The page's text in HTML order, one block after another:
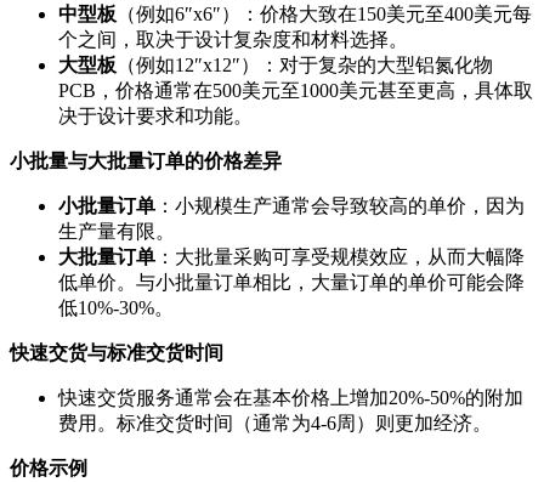
中型板 （例如6″x6″）：价格大致在150美元至400美元每
个之间，取决于设计复杂度和材料选择。
大型板 （例如12″x12″）：对于复杂的大型铝氮化物
PCB，价格通常在500美元至1000美元甚至更高，具体取
决于设计要求和功能。
小批量与大批量订单的价格差异
小批量订单 ：小规模生产通常会导致较高的单价，因为
生产量有限。
大批量订单 ：大批量采购可享受规模效应，从而大幅降
低单价。与小批量订单相比，大量订单的单价可能会降
低10%-30%。
快速交货与标准交货时间
快速交货服务通常会在基本价格上增加20%-50%的附加
费用。标准交货时间（通常为4-6周）则更加经济。
价格示例